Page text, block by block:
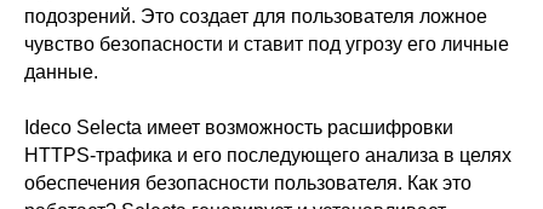
подозрений. Это создает для пользователя ложное
чувство безопасности и ставит под угрозу его личные
данные.
Ideco Selecta имеет возможность расшифровки
HTTPS-трафика и его последующего анализа в целях
обеспечения безопасности пользователя. Как это